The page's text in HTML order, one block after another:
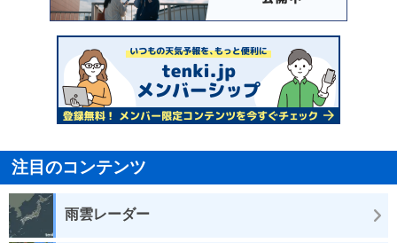
注目のコンテンツ
雨雲レーダー